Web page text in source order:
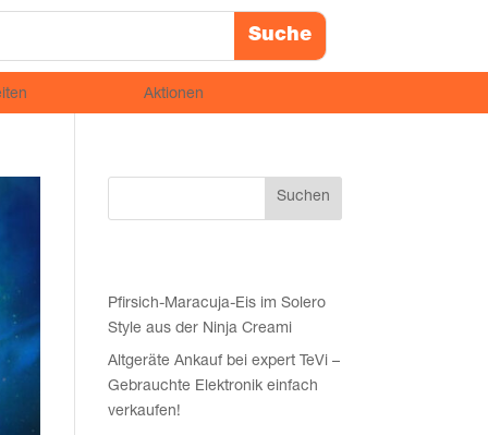
Aktionen
Suchen
Pfir­sich-Mara­cu­ja-Eis im Sole­ro
Style aus der Nin­ja Creami
Alt­ge­rä­te Ankauf bei expert TeVi –
Gebrauch­te Elek­tro­nik ein­fach
verkaufen!